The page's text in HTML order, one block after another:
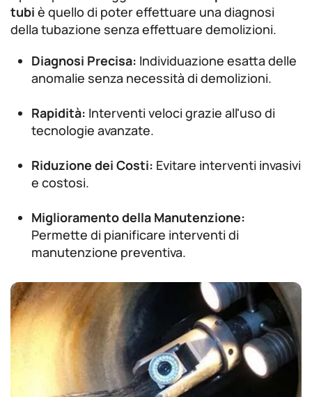
tubi è quello di poter effettuare una diagnosi
della tubazione senza effettuare demolizioni.
Diagnosi Precisa: Individuazione esatta delle
anomalie senza necessità di demolizioni.
Rapidità: Interventi veloci grazie all'uso di
tecnologie avanzate.
Riduzione dei Costi: Evitare interventi invasivi
e costosi.
Miglioramento della Manutenzione:
Permette di pianificare interventi di
manutenzione preventiva.